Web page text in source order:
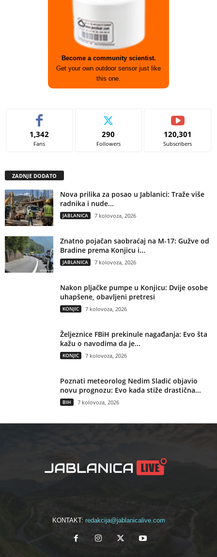
Become a community scientist.
Get your own outdoor sensor just like
this one.
1,342
Fans
290
Followers
120,301
Subscribers
ZADNJE DODATO
Nova prilika za posao u Jablanici: Traže više
radnika i nude...
JABLANICA 7 kolovoza, 2026
Znatno pojačan saobraćaj na M-17: Gužve od
Bradine prema Konjicu i...
JABLANICA 7 kolovoza, 2026
Nakon pljačke pumpe u Konjicu: Dvije osobe
uhapšene, obavljeni pretresi
KONJIC 7 kolovoza, 2026
Željeznice FBiH prekinule nagađanja: Evo šta
kažu o navodima da je...
KONJIC 7 kolovoza, 2026
Poznati meteorolog Nedim Sladić objavio
novu prognozu: Evo kada stiže drastična...
BIH 7 kolovoza, 2026
KONTAKT: redakcija@jablanicalive.com